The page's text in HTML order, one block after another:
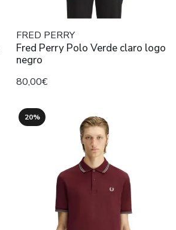
FRED PERRY
Fred Perry Polo Verde claro logo
negro
80,00€
20%